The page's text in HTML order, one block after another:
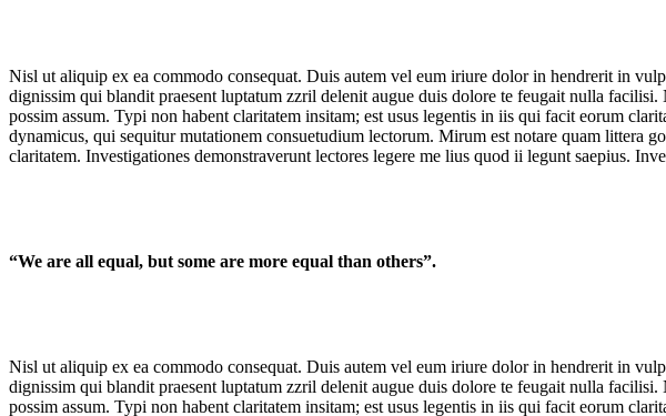
Nisl ut aliquip ex ea commodo consequat. Duis autem vel eum iriure dolor in hendrerit in
dignissim qui blandit praesent luptatum zzril delenit augue duis dolore te feugait nulla
possim assum. Typi non habent claritatem insitam; est usus legentis in iis qui facit eorum
dynamicus, qui sequitur mutationem consuetudium lectorum. Mirum est notare quam littera
claritatem. Investigationes demonstraverunt lectores legere me lius quod ii legunt saepius.
“We are all equal, but some are more equal than others”.
Nisl ut aliquip ex ea commodo consequat. Duis autem vel eum iriure dolor in hendrerit in
dignissim qui blandit praesent luptatum zzril delenit augue duis dolore te feugait nulla
possim assum. Typi non habent claritatem insitam; est usus legentis in iis qui facit eorum